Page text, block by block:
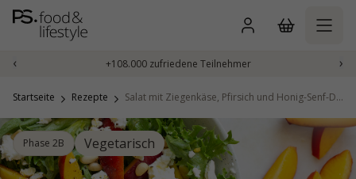
Zum
Inhalt
springen
‹ +108.000 zufriedene Teilnehmer ›
Startseite Rezepte Salat mit Ziegenkäse, Pfirsich und Honig-Senf-Dressing
Phase 2B Vegetarisch